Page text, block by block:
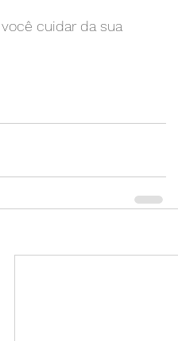
cuidar da sua